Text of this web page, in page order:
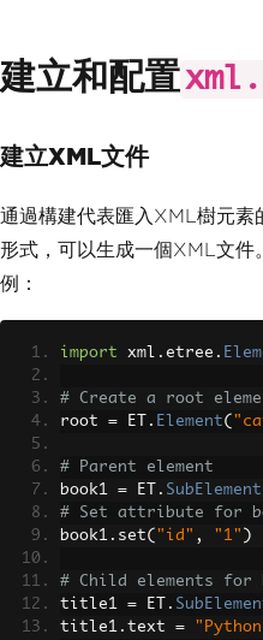
建立和配置
建立XML文件
通過構建代表匯入XML樹元素
形式，可以生成一個XML文
例：
import xml . etree .
# Create a root
root = ET . Element(
# Parent element
book1 = ET . SubElement
# Set attribute for
book1 . set( "id" , "1" )
# Child elements for
title1 = ET .
title1 . text =